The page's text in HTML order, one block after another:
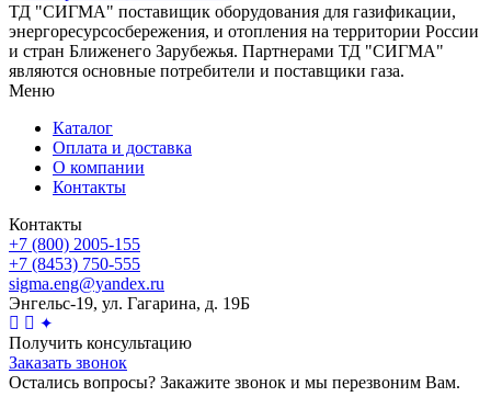
ТД "СИГМА" поставищик оборудования для газификации,
энергоресурсосбережения, и отопления на территории России
и стран Ближенего Зарубежья. Партнерами ТД "СИГМА"
являются основные потребители и поставщики газа.
Меню
Каталог
Оплата и доставка
О компании
Контакты
Контакты
+7 (800) 2005-155
+7 (8453) 750-555
sigma.eng@yandex.ru
Энгельс-19, ул. Гагарина, д. 19Б
✦
Получить консультацию
Заказать звонок
Остались вопросы? Закажите звонок и мы перезвоним Вам.